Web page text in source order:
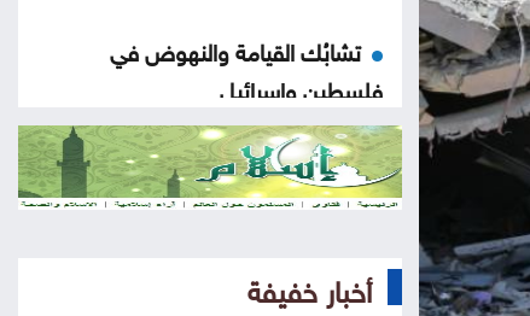
تشابُك القيامة والنهوض في
فلسطين وإسرائيل
هزيمة ترامب في مفاوضات إيران
حول إسرائيل
أخبار خفيفة